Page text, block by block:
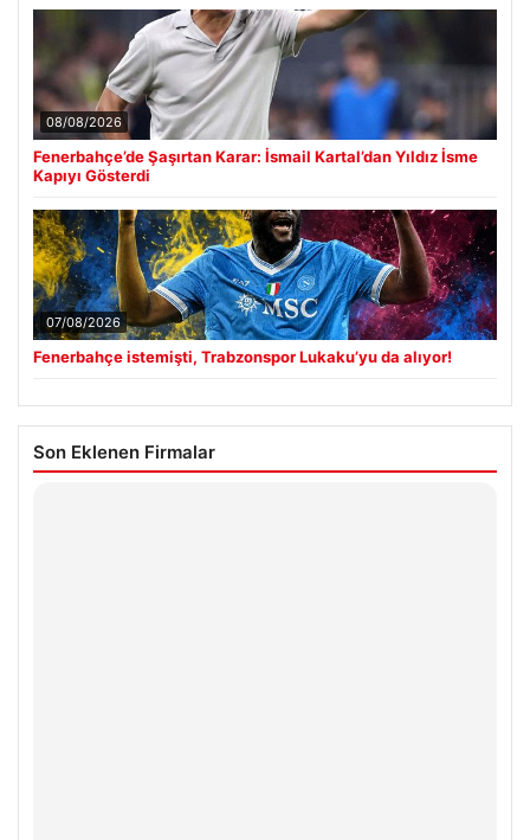
08/08/2026
Fenerbahçe’de Şaşırtan Karar: İsmail Kartal’dan Yıldız İsme
Kapıyı Gösterdi
07/08/2026
Fenerbahçe istemişti, Trabzonspor Lukaku’yu da alıyor!
Son Eklenen Firmalar